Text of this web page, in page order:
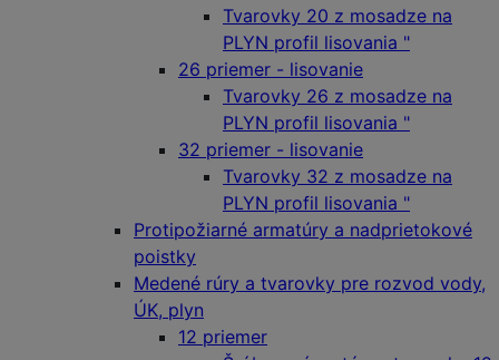
Tvarovky 20 z mosadze na
PLYN profil lisovania "
26 priemer - lisovanie
Tvarovky 26 z mosadze na
PLYN profil lisovania "
32 priemer - lisovanie
Tvarovky 32 z mosadze na
PLYN profil lisovania "
Protipožiarné armatúry a nadprietokové
poistky
Medené rúry a tvarovky pre rozvod vody,
ÚK, plyn
12 priemer